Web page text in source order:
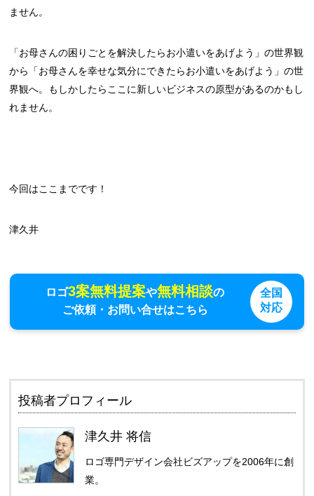
ません。
「お母さんの困りごとを解決したらお小遣いをあげよう」の世界観
から「お母さんを幸せな気分にできたらお小遣いをあげよう」の世
界観へ。もしかしたらここに新しいビジネスの原型があるのかもし
れません。
今回はここまでです！
津久井
ロゴ3案無料提案や無料相談の
ご依頼・お問い合せはこちら
全国
対応
投稿者プロフィール
津久井 将信
ロゴ専門デザイン会社ビズアップを2006年に創
業。